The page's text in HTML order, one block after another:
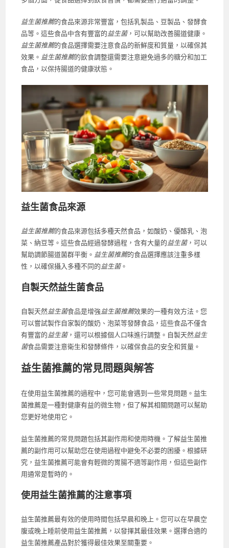
益生菌推薦的食品來源非常豐富，包括乳製品、豆製品、發酵食
品等。這些食品中含有豐富的益生菌，可以幫助改善腸道健康。
益生菌推薦的食品選擇需要注意食品的新鮮度和質量，以確保其
效果。益生菌推薦的飲食調整還需要注意避免過多的糖分和加工
食品，以保持腸道的健康狀態。
益生菌食品來源
益生菌推薦的食品來源包括多種天然食品，如酸奶、優酪乳、泡
菜、納豆等。這些食品經過發酵過程，含有大量的益生菌，可以
幫助調節腸道菌群平衡。益生菌推薦的食品選擇應該注重多樣
性，以確保攝入多種不同的益生菌。
自製天然益生菌食品
自製天然益生菌食品是增強益生菌推薦效果的一種有效方法。您
可以嘗試製作自家製的酸奶、泡菜等發酵食品，這些食品不僅含
有豐富的益生菌，還可以根據個人口味進行調整。自製天然益生
菌食品需要注意衛生和發酵條件，以確保食品的安全和質量。
益生菌推薦的常見問題與解答
在使用益生菌推薦的過程中，您可能會遇到一些常見問題。益生
菌推薦是一種對健康有益的微生物，但了解其相關問題可以幫助
您更好地使用它。
益生菌推薦的常見問題包括其副作用和使用時機。了解益生菌推
薦的副作用可以幫助您在使用過程中避免不必要的困擾。根據研
究，益生菌推薦可能會有輕微的胃腸不適等副作用，但這些副作
用通常是暫時的。
使用益生菌推薦的注意事項
益生菌推薦最有效的使用時間包括早晨和晚上。您可以在早晨空
腹或晚上睡前使用益生菌推薦，以發揮其最佳效果。選擇合適的
益生菌推薦產品對於獲得最佳效果至關重要。